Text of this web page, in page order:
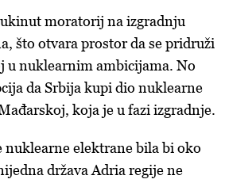
moratorij na izgradnju
što otvara prostor da se pridruži
u nuklearnim ambicijama. No
da Srbija kupi dio nuklearne
koja je u fazi izgradnje.
nuklearne elektrane bila bi oko
država Adria regije ne